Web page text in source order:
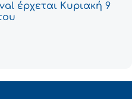
έρχεται Κυριακή 9